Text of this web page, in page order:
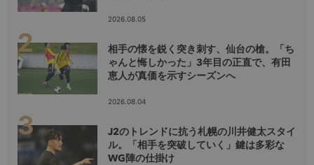
2026.08.05
相手の懐を鋭く突き刺す、仙台の槍。「ち
ゃんと悔しかった」3年目の正直で、有田
恵人が真価を示すシーズンへ
2026.08.04
J2のトレンドに抗う札幌の川井健太スタイ
ル。「相手を突破していく」鍵は多彩な
WG陣の仕掛け